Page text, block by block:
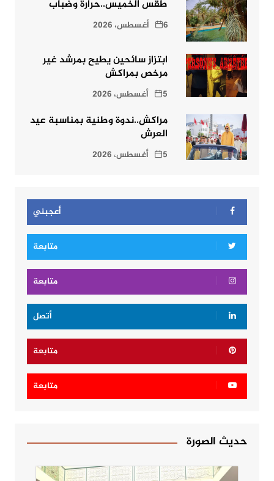
طقس الخميس..حرارة وضباب
6 أغسطس، 2026
ابتزاز سائحين يطيح بمرشد غير
مرخص بمراكش
5 أغسطس، 2026
مراكش..ندوة وطنية بمناسبة عيد
العرش
5 أغسطس، 2026
أعجبني
متابعة
متابعة
أتصل
متابعة
متابعة
حديث الصورة